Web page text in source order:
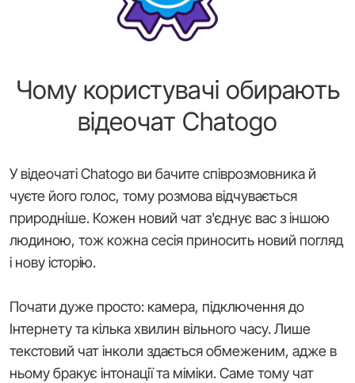
Чому користувачі обирають
відеочат Chatogo
У відеочаті Chatogo ви бачите співрозмовника й
чуєте його голос, тому розмова відчувається
природніше. Кожен новий чат з'єднує вас з іншою
людиною, тож кожна сесія приносить новий погляд
і нову історію.
Почати дуже просто: камера, підключення до
Інтернету та кілька хвилин вільного часу. Лише
текстовий чат інколи здається обмеженим, адже в
ньому бракує інтонації та міміки. Саме тому чат